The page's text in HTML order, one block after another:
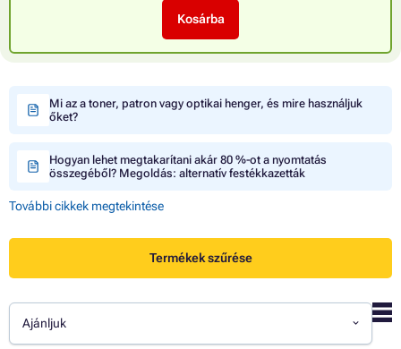
Kosárba
Mi az a toner, patron vagy optikai henger, és mire használjuk
őket?
Hogyan lehet megtakarítani akár 80 %-ot a nyomtatás
összegéből? Megoldás: alternatív festékkazetták
További cikkek megtekintése
Termékek szűrése
Ajánljuk